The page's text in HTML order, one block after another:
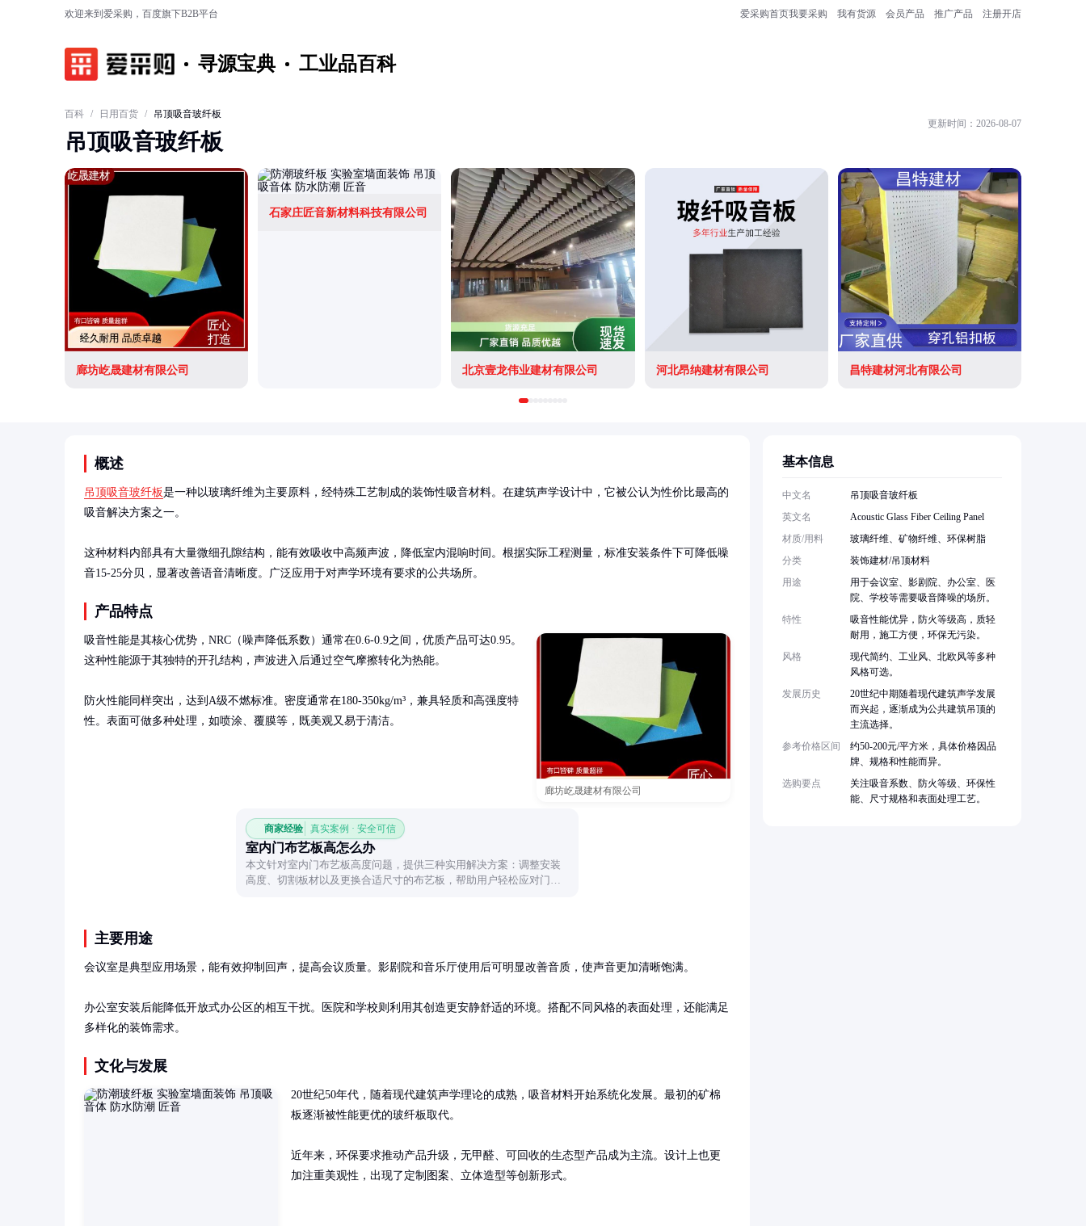
欢迎来到爱采购，百度旗下B2B平台 爱采购首页我要采购 我有货源 会员产品 推广产品 注册开店
寻源宝典 工业品百科
百科 / 日用百货 / 吊顶吸音玻纤板
吊顶吸音玻纤板
更新时间：2026-08-07
廊坊屹晟建材有限公司
石家庄匠音新材料科技有限公司
北京壹龙伟业建材有限公司 河北昂纳建材有限公司 昌特建材河北有限公司
概述
吊顶吸音玻纤板是一种以玻璃纤维为主要原料，经特殊工艺制成的装饰性吸音材料。在建筑声学设计中，它被公认为性价比最高的
吸音解决方案之一。
这种材料内部具有大量微细孔隙结构，能有效吸收中高频声波，降低室内混响时间。根据实际工程测量，标准安装条件下可降低噪
音15-25分贝，显著改善语音清晰度。广泛应用于对声学环境有要求的公共场所。
产品特点
廊坊屹晟建材有限公司
吸音性能是其核心优势，NRC（噪声降低系数）通常在0.6-0.9之间，优质产品可达0.95。
这种性能源于其独特的开孔结构，声波进入后通过空气摩擦转化为热能。
防火性能同样突出，达到A级不燃标准。密度通常在180-350kg/m³，兼具轻质和高强度特
性。表面可做多种处理，如喷涂、覆膜等，既美观又易于清洁。
商家经验 真实案例 · 安全可信
室内门布艺板高怎么办
本文针对室内门布艺板高度问题，提供三种实用解决方案：调整安装
高度、切割板材以及更换合适尺寸的布艺板，帮助用户轻松应对门板
主要用途
会议室是典型应用场景，能有效抑制回声，提高会议质量。影剧院和音乐厅使用后可明显改善音质，使声音更加清晰饱满。
办公室安装后能降低开放式办公区的相互干扰。医院和学校则利用其创造更安静舒适的环境。搭配不同风格的表面处理，还能满足
多样化的装饰需求。
文化与发展
20世纪50年代，随着现代建筑声学理论的成熟，吸音材料开始系统化发展。最初的矿棉
板逐渐被性能更优的玻纤板取代。
近年来，环保要求推动产品升级，无甲醛、可回收的生态型产品成为主流。设计上也更
加注重美观性，出现了定制图案、立体造型等创新形式。
基本信息
中文名
吊顶吸音玻纤板
英文名
Acoustic Glass Fiber Ceiling Panel
材质/用料
玻璃纤维、矿物纤维、环保树脂
分类
装饰建材/吊顶材料
用途
用于会议室、影剧院、办公室、医
院、学校等需要吸音降噪的场所。
特性
吸音性能优异，防火等级高，质轻
耐用，施工方便，环保无污染。
风格
现代简约、工业风、北欧风等多种
风格可选。
发展历史
20世纪中期随着现代建筑声学发展
而兴起，逐渐成为公共建筑吊顶的
主流选择。
参考价格区间
约50-200元/平方米，具体价格因品
牌、规格和性能而异。
选购要点
关注吸音系数、防火等级、环保性
能、尺寸规格和表面处理工艺。